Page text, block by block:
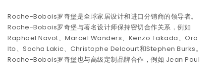
Roche-Bobois罗奇堡是全球家居设计和进口分销商的领导者。
Roche-Bobois罗奇堡与著名设计师保持密切合作关系，例如
Raphael Navot、Marcel Wanders、Kenzo Takada、Ora
Ito、Sacha Lakic、Christophe Delcourt和Stephen Burks。
Roche-Bobois罗奇堡也与高级定制品牌合作，例如 Jean Paul